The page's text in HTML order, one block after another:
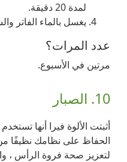
لمدة 20 دقيقة.
يغسل بالماء الفاتر
عدد المرات؟
مرتين في الأسبوع.
10. الصبار
أثبتت الألوة فيرا أنها
الحفاظ على نظامك نظيفًا
لتعزيز صحة فروة الرأس ،